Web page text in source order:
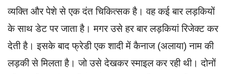
व्यक्ति और पेशे से एक दंत चिकित्सक है। वह कई बार लड़कियों
के साथ डेट पर जाता है। मगर उसे हर बार लड़कियां रिजेक्ट कर
देती है। इसके बाद फ्रेडी एक शादी में कैनाज (अलाया) नाम की
लड़की से मिलता है। जो उसे देखकर स्माइल कर रही थी। दोनों